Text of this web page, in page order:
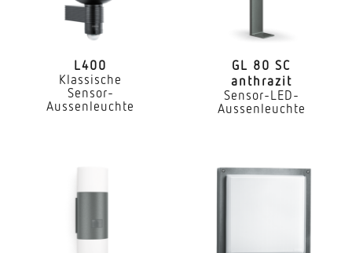
Lichtstrom
Farbtemperatur
4000 K
Farbwiedergabeindex CRI
L400
Klassische
Sensor-
Aussenleuchte
GL 80 SC
anthrazit
Sensor-LED-
Aussenleuchte